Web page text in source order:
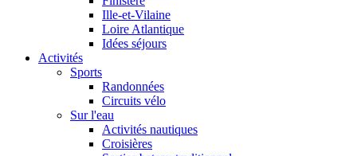
Ille-et-Vilaine
Loire Atlantique
Idées séjours
Activités
Sports
Randonnées
Circuits vélo
Sur l'eau
Activités nautiques
Croisières